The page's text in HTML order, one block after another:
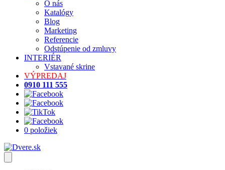
O nás
Katalógy
Blog
Marketing
Referencie
Odstúpenie od zmluvy
INTERIÉR
Vstavané skrine
VÝPREDAJ
0910 111 555
0 položiek